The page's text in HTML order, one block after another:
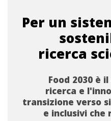
Per un
ricerca
Food 2030 è
ricerca e
transizione verso
e inclusivi